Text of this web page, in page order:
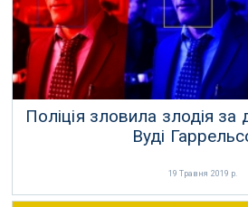
Поліція зловила злодія
Вуді
19 Травня 2019 р.